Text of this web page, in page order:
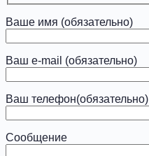
Ваше имя (обязательно)
Ваш e-mail (обязательно)
Ваш телефон(обязательно)
Сообщение